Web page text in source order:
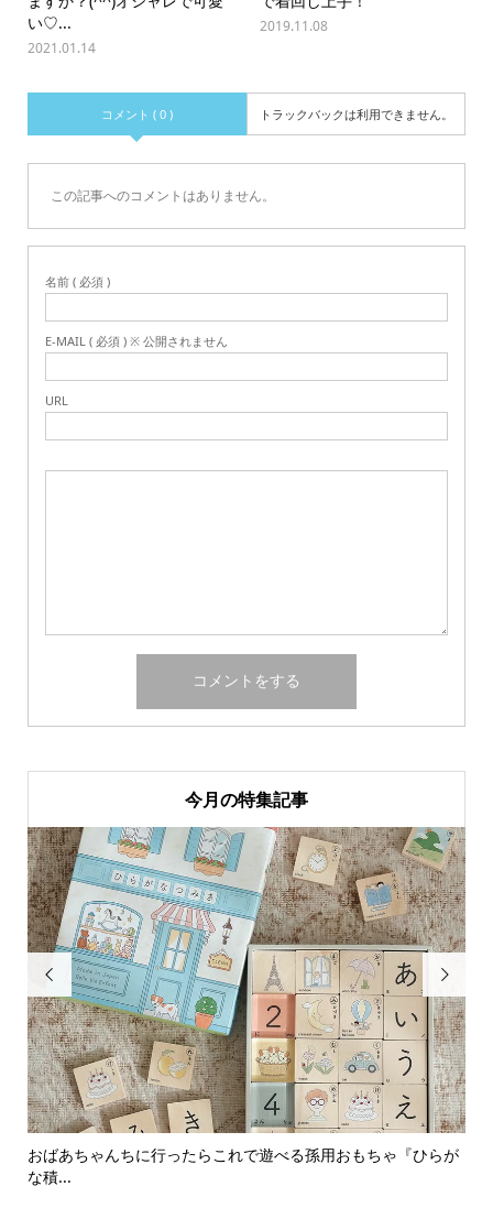
い♡...
2021.01.14
2019.11.08
コメント ( 0 ) トラックバックは利用できません。
この記事へのコメントはありません。
名前 ( 必須 )
E-MAIL ( 必須 ) ※ 公開されません
URL
今月の特集記事

おばあちゃんちに行ったらこれで遊べる孫用おもちゃ『ひらが
な積...
